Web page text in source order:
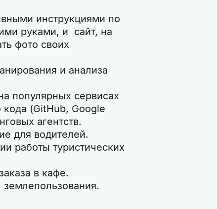
инструкциями по
руками, и сайт, на
фото своих
и анализа
популярных сервисах
(GitHub, Google
агентств.
для водителей.
работы туристических
в кафе.